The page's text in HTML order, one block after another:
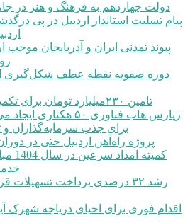
دولت چهاردهم به فرهنگ و هنر در
تامین ۲۳۰میلیارد تومان برای تکمیل تالار شهر اردبیل
برای جذب سرمایه‌گذاران و
پروژه راه‌آهن اردبیل حتی در